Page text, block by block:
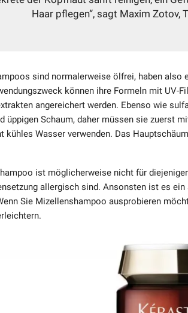
Haar pflegen“, sagt Maxim Zotov,
sind normalerweise ölfrei, haben also
können ihre Formeln mit UV-
angereichert werden. Ebenso wie
üppigen Schaum, daher müssen sie zuerst
kühles Wasser verwenden. Das
ist möglicherweise nicht für
allergisch sind. Ansonsten ist es
Sie Mizellenshampoo ausprobieren